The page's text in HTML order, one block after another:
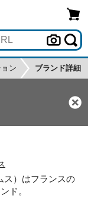
ン ブランド詳細
ス）はフランスの
ド。